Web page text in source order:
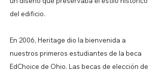
del edificio.
En 2006, Heritage dio la bienvenida a
nuestros primeros estudiantes de la beca
EdChoice de Ohio. Las becas de elección de